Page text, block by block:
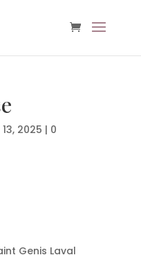
2025 | 0
Genis Laval